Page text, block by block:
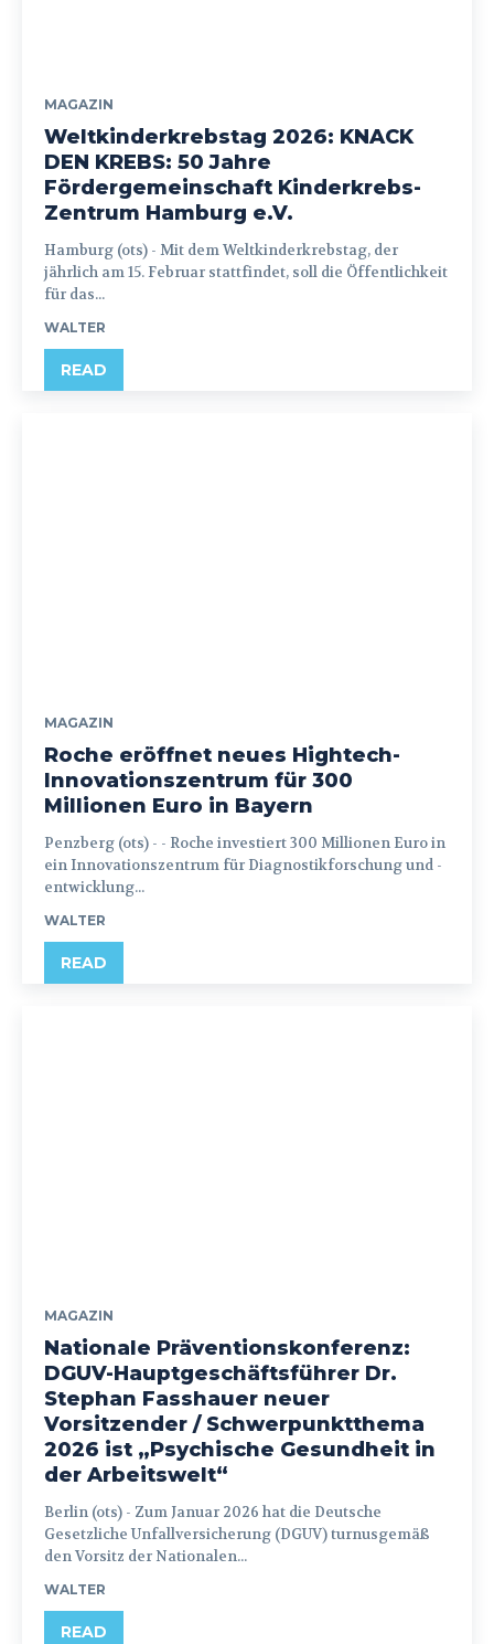
MAGAZIN
Weltkinderkrebstag 2026: KNACK
DEN KREBS: 50 Jahre
Fördergemeinschaft Kinderkrebs-
Zentrum Hamburg e.V.
Hamburg (ots) - Mit dem Weltkinderkrebstag, der
jährlich am 15. Februar stattfindet, soll die Öffentlichkeit
für das...
WALTER
READ
MAGAZIN
Roche eröffnet neues Hightech-
Innovationszentrum für 300
Millionen Euro in Bayern
Penzberg (ots) - - Roche investiert 300 Millionen Euro in
ein Innovationszentrum für Diagnostikforschung und -
entwicklung...
WALTER
READ
MAGAZIN
Nationale Präventionskonferenz:
DGUV-Hauptgeschäftsführer Dr.
Stephan Fasshauer neuer
Vorsitzender / Schwerpunktthema
2026 ist „Psychische Gesundheit in
der Arbeitswelt“
Berlin (ots) - Zum Januar 2026 hat die Deutsche
Gesetzliche Unfallversicherung (DGUV) turnusgemäß
den Vorsitz der Nationalen...
WALTER
READ